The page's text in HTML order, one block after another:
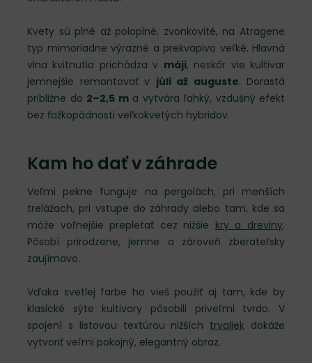
Kvety sú plné až poloplné, zvonkovité, na Atragene
typ mimoriadne výrazné a prekvapivo veľké. Hlavná
vlna kvitnutia prichádza v máji, neskôr vie kultivar
jemnejšie remontovať v júli až auguste. Dorastá
približne do 2–2,5 ma vytvára ľahký, vzdušný efekt
bez ťažkopádnosti veľkokvetých hybridov.
Kam ho dať v záhrade
Veľmi pekne funguje na pergolách, pri menších
trelážach, pri vstupe do záhrady alebo tam, kde sa
môže voľnejšie prepletať cez nižšie kry a dreviny.
Pôsobí prirodzene, jemne a zároveň zberateľsky
zaujímavo.
Vďaka svetlej farbe ho vieš použiť aj tam, kde by
klasické sýte kultivary pôsobili priveľmi tvrdo. V
spojení s listovou textúrou nižších trvaliek dokáže
vytvoriť veľmi pokojný, elegantný obraz.